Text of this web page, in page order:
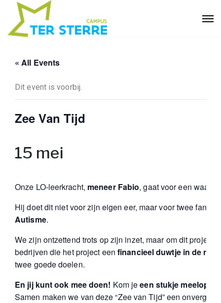
« All Events
Dit event is voorbij.
Zee Van Tijd
15 mei
Onze LO-leerkracht, meneerFabio, gaat voor een
Hij doet dit niet voor zijn eigen eer, maar voor twee
Autisme.
We zijn ontzettend trots op zijn inzet, maar om dit
bedrijven die het project eenfinancieel duwtje in de rug
twee goede doelen.
En jij kunt ook mee doen! Kom jeeen stukje meelopen
Samen maken we van deze “Zee van Tijd” een